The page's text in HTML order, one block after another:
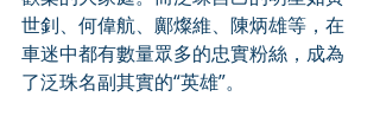
世釗、何偉航、鄺燦維、陳炳雄等，在
車迷中都有數量眾多的忠實粉絲，成為
了泛珠名副其實的“英雄”。